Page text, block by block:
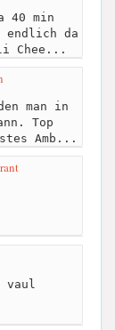
40 min
endlich da
Chee...
man in
Top
Amb...
vaul